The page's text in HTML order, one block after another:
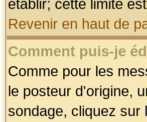
établir; cette limite
Revenir en haut de
Comment puis-je
Comme pour les
le posteur d'origine,
sondage, cliquez sur